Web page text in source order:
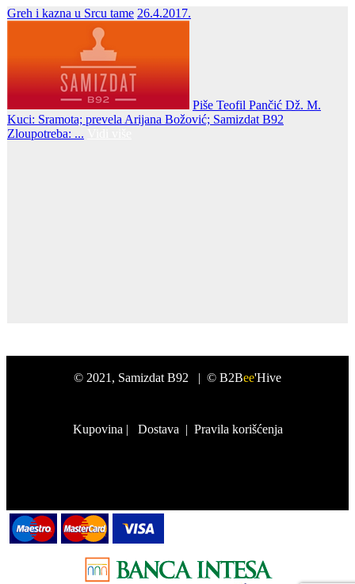
Greh i kazna u Srcu tame 26.4.2017.
Piše Teofil Pančić Dž. M.
Kuci: Sramota; prevela Arijana Božović; Samizdat B92
Zloupotreba: ...
© 2021 , Samizdat B92 | © B2Bee'Hive
Kupovina | Dostava | Pravila korišćenja